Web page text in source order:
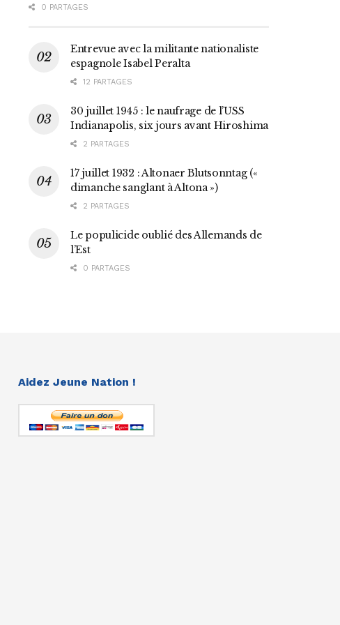
0 PARTAGES
Entrevue avec la militante nationaliste
espagnole Isabel Peralta
12 PARTAGES
30 juillet 1945 : le naufrage de l’USS
Indianapolis, six jours avant Hiroshima
2 PARTAGES
17 juillet 1932 : Altonaer Blutsonntag («
dimanche sanglant à Altona »)
2 PARTAGES
Le populicide oublié des Allemands de
l’Est
0 PARTAGES
Aidez Jeune Nation !